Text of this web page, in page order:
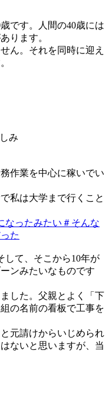
です。人間の40歳には
ります。
ん。それを同時に迎え
み
作業を中心に稼いでい
私は大学まで行くこと
なったみたい ＃そんな
た
して、そこから10年が
ンみたいなものです
した。父親とよく「下
の名前の看板で工事を
元請けからいじめられ
ないと思いますが、当